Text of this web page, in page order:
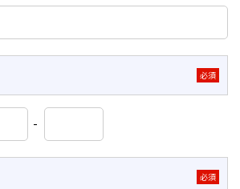
必須
-
必須